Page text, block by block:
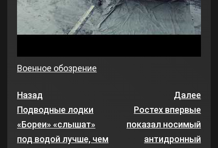
Военное обозрение
Назад
Подводные лодки
«Бореи» «слышат»
под водой лучше, чем
Далее
Ростех впервые
показал носимый
антидронный